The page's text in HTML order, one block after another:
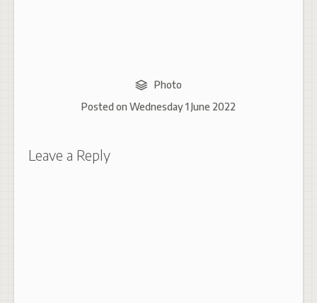
Photo
Posted on Wednesday 1 June 2022
Leave a Reply